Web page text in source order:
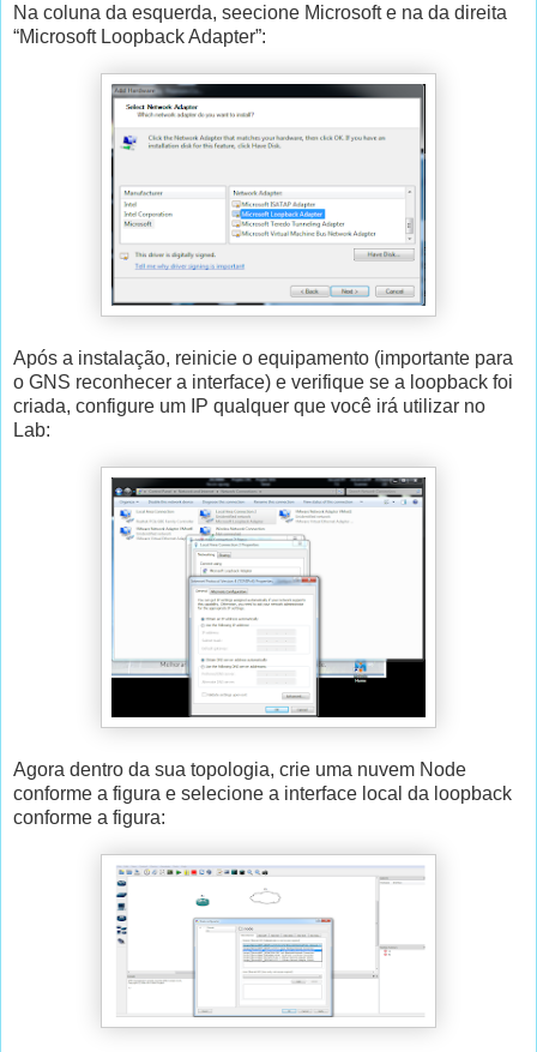
Na coluna da esquerda, seecione Microsoft e na da direita
“Microsoft Loopback Adapter”:
Após a instalação, reinicie o equipamento (importante para
o GNS reconhecer a interface) e verifique se a loopback foi
criada, configure um IP qualquer que você irá utilizar no
Lab:
Agora dentro da sua topologia, crie uma nuvem Node
conforme a figura e selecione a interface local da loopback
conforme a figura: